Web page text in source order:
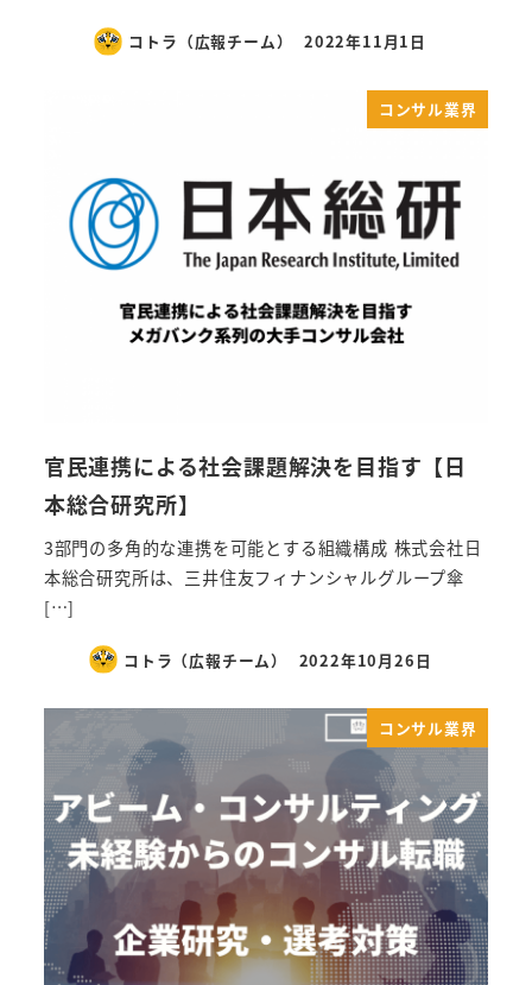
コトラ（広報チーム） 2022年11月1日
コンサル業界
官民連携による社会課題解決を目指す【日
本総合研究所】
3部門の多角的な連携を可能とする組織構成 株式会社日
本総合研究所は、三井住友フィナンシャルグループ傘
[…]
コトラ（広報チーム） 2022年10月26日
コンサル業界